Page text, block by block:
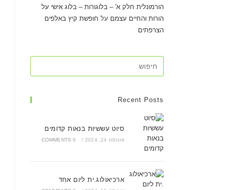
הורמונלית חלק א' – בלוגורות – בלוג אישי על
הורות והחיים עצמם על חופשת קיץ באלפים
הצרפתים
Recent Posts
סיוט עששיות בנאות קדומים
אוגוסט 24, 2024 /
0 COMMENTS
ארכיאולוג.ית ליום אחד